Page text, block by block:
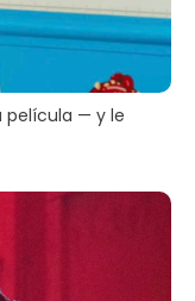
película — y le